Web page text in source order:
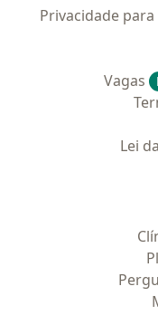
Privacidade
Vagas
Lei